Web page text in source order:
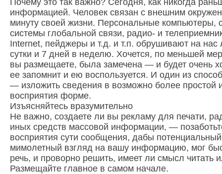
Почему это так важно? Сегодня, как никогда
информацией. Человек связан с внешним
минуту своей жизни. Персональные компьютеры,
системы глобальной связи, радио- и
Internet, пейджеры и т.д. и т.п. обрушивают на нас
сутки и 7 дней в неделю. Хочется, по меньшей
вы размещаете, была замечена — и будет очень
ее запомнит и ею воспользуется. И один из
— изложить сведения в возможно более простой
восприятия форме.
Изъясняйтесь вразумительно
Не важно, создаете ли вы рекламу для печати,
иных средств массовой информации, —
восприятия сути сообщения, дабы
мимолетный взгляд на вашу информацию, мог
речь, и проворно решить, имеет ли смысл читать
Размещайте главное в самом начале.